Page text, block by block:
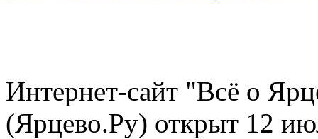
Интернет-сайт "Всё о
(Ярцево.Ру) открыт 12